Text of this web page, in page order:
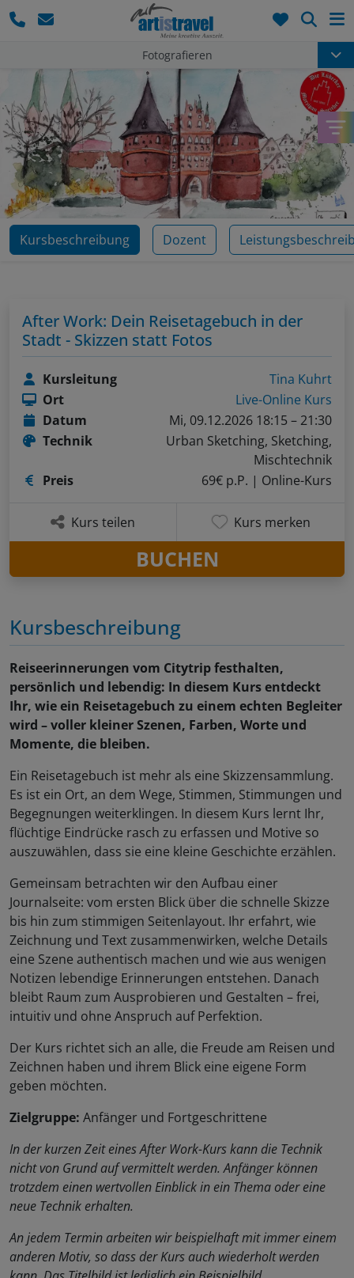
Fotografieren
Kursbeschreibung Dozent
Kursbeschreibung
Reiseerinnerungen vom Citytrip festhalten,
persönlich und lebendig: In diesem Kurs entdeckt
Ihr, wie ein Reisetagebuch zu einem echten Begleiter
wird – voller kleiner Szenen, Farben, Worte und
Momente, die bleiben.
Ein Reisetagebuch ist mehr als eine Skizzensammlung.
Es ist ein Ort, an dem Wege, Stimmen, Stimmungen und
Begegnungen weiterklingen. In diesem Kurs lernt Ihr,
flüchtige Eindrücke rasch zu erfassen und Motive so
auszuwählen, dass sie eine kleine Geschichte erzählen.
Gemeinsam betrachten wir den Aufbau einer
Journalseite: vom ersten Blick über die schnelle Skizze
bis hin zum stimmigen Seitenlayout. Ihr erfahrt, wie
Zeichnung und Text zusammenwirken, welche Details
eine Szene authentisch machen und wie aus wenigen
Notizen lebendige Erinnerungen entstehen. Danach
bleibt Raum zum Ausprobieren und Gestalten – frei,
intuitiv und ohne Anspruch auf Perfektion.
Der Kurs richtet sich an alle, die Freude am Reisen und
Zeichnen haben und ihrem Blick eine eigene Form
geben möchten.
Zielgruppe: Anfänger und Fortgeschrittene
In der kurzen Zeit eines After Work-Kurs kann die Technik
nicht von Grund auf vermittelt werden. Anfänger können
trotzdem einen wertvollen Einblick in ein Thema oder eine
neue Technik erhalten.
An jedem Termin arbeiten wir beispielhaft mit immer einem
anderen Motiv, so dass der Kurs auch wiederholt werden
After Work: Dein Reisetagebuch in der
Stadt - Skizzen statt Fotos
Kursleitung
Tina Kuhrt
Ort
Live-Online Kurs
Datum
Mi, 09.12.2026 18:15 – 21:30
Technik
Urban Sketching, Sketching,
Mischtechnik
Preis
69€ p.P. | Online-Kurs
Kurs teilen Kurs merken
BUCHEN